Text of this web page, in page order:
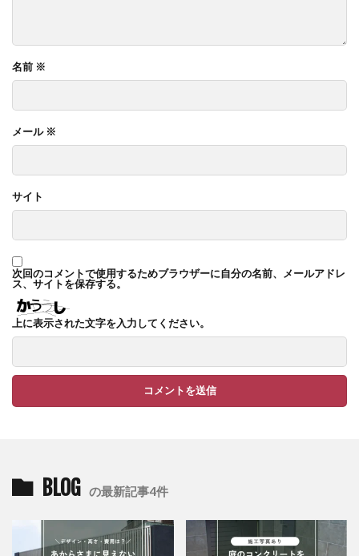
名前 ※
メール ※
サイト
次回のコメントで使用するためブラウザーに自分の名前、メールアドレ
ス、サイトを保存する。
上に表示された文字を入力してください。
BLOG の最新記事4件